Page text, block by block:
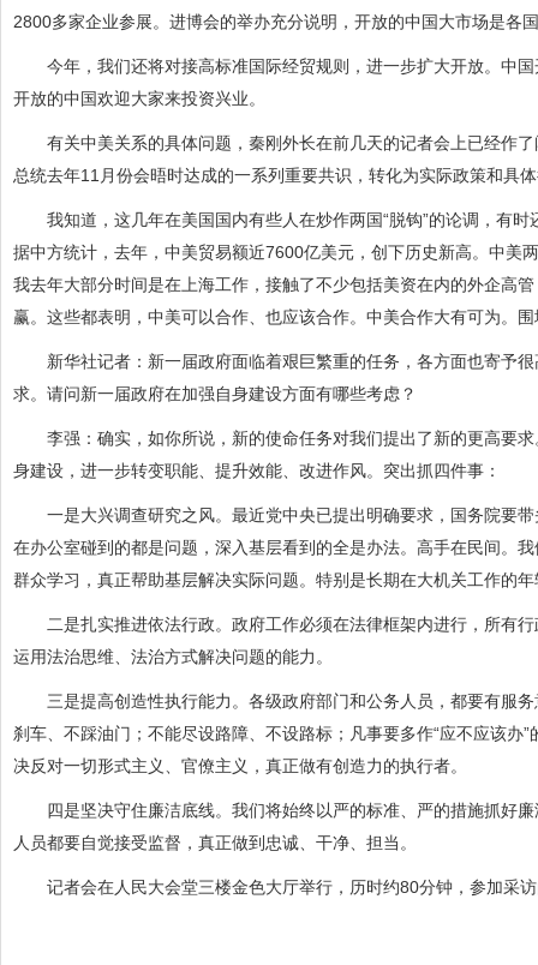
2800多家企业参展。进博会的举办充分说明，开放的中国大市场是各
今年，我们还将对接高标准国际经贸规则，进一步扩大开放。中国
开放的中国欢迎大家来投资兴业。
有关中美关系的具体问题，秦刚外长在前几天的记者会上已经作了
总统去年11月份会晤时达成的一系列重要共识，转化为实际政策和具
我知道，这几年在美国国内有些人在炒作两国“脱钩”的论调，有时
据中方统计，去年，中美贸易额近7600亿美元，创下历史新高。中美
我去年大部分时间是在上海工作，接触了不少包括美资在内的外企高
赢。这些都表明，中美可以合作、也应该合作。中美合作大有可为。
新华社记者：新一届政府面临着艰巨繁重的任务，各方面也寄予很
求。请问新一届政府在加强自身建设方面有哪些考虑？
李强：确实，如你所说，新的使命任务对我们提出了新的更高要求
身建设，进一步转变职能、提升效能、改进作风。突出抓四件事：
一是大兴调查研究之风。最近党中央已提出明确要求，国务院要带
在办公室碰到的都是问题，深入基层看到的全是办法。高手在民间。
群众学习，真正帮助基层解决实际问题。特别是长期在大机关工作的
二是扎实推进依法行政。政府工作必须在法律框架内进行，所有行
运用法治思维、法治方式解决问题的能力。
三是提高创造性执行能力。各级政府部门和公务人员，都要有服务
刹车、不踩油门；不能尽设路障、不设路标；凡事要多作“应不应该办
决反对一切形式主义、官僚主义，真正做有创造力的执行者。
四是坚决守住廉洁底线。我们将始终以严的标准、严的措施抓好廉
人员都要自觉接受监督，真正做到忠诚、干净、担当。
记者会在人民大会堂三楼金色大厅举行，历时约80分钟，参加采